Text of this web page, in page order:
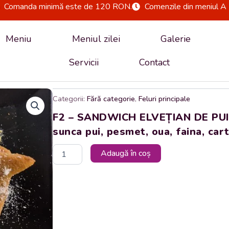
Comanda minimă este de 120 RON. Comenzile din meniul
Meniu Meniul zilei Galerie
Servicii
Contact
Categorii: Fără categorie,Feluri principale
F2 – SANDWICH ELVEȚIAN DE
sunca pui, pesmet, oua, faina,
Cantitate
F2
-
Adaugă în coș